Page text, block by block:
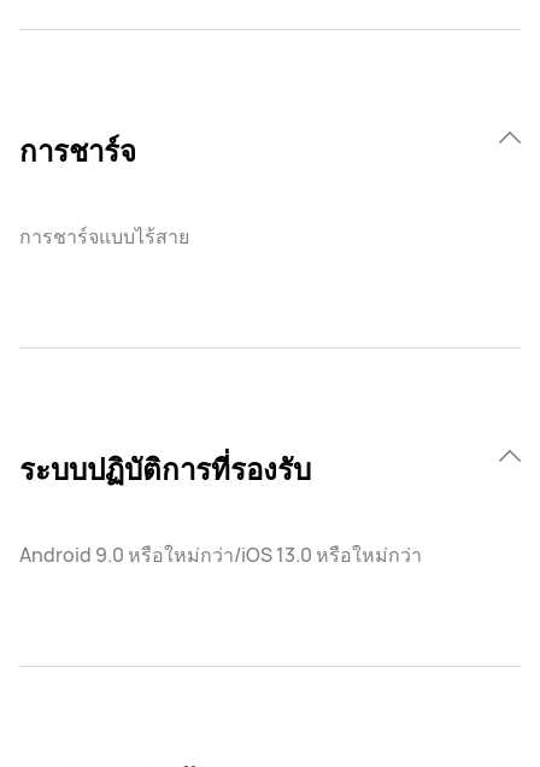
การชาร์จ
การชาร์จแบบไร้สาย
ระบบปฏิบัติการที่รองรับ
Android 9.0 หรือใหม่กว่า/iOS 13.0 หรือใหม่กว่า